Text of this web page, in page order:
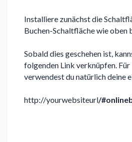
Installiere zunächst die
Buchen-Schaltfläche wie oben
Sobald dies geschehen ist,
folgenden Link verknüpfen.
verwendest du natürlich deine
http://yourwebsiteurl/